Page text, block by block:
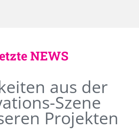
NEWS
aus der
Szene
Projekten